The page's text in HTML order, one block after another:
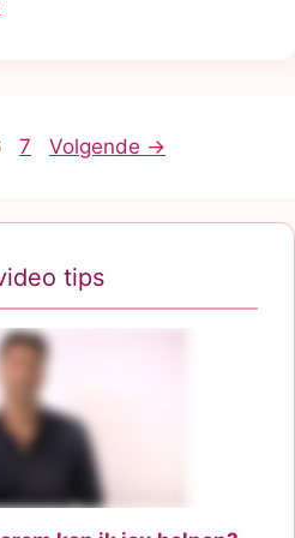
Pagina
7 Volgende →
tips